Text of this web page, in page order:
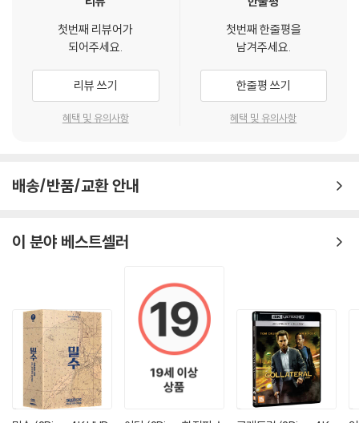
로 인한 반품/교환이 가능합니다.
※ 교환/반품 안내
1) 불량으로 인한 교환/반품 요청 시에는 불량 확인을 위해 개봉 시의 동영
상을 요청할 수 있으며, 동영상이 없는 경우 교환/반품이 제한될 수 있습니
관련 사진과 동영상 및 재생 기기 모델명을 첨부하여 첨부하여 고객센터에
부담 후 처리 가능합니다.
택을 부탁드립니다.
진행이 가능합니다. 택배 이동 중 파손이 발생하지 않도록 완충 포장을 부
녀의 집까지 따라가 결국 의뢰인의 정체를 넘겨받기로 약속한다.
집으로 돌아온 제프는 숨어 있던 의뢰인의 부하에게 다시한번 습격을 당하
지만 간단하게 그를 제압한 뒤 의뢰인의 주소와 이름을 알아낸다. 제프는
경찰의 추적을 따돌린 뒤 의뢰인의 집으로 향하는데...
첫번째 리뷰어가
되어주세요.
리뷰 쓰기
혜택 및 유의사항
첫번째 한줄평을
남겨주세요.
한줄평 쓰기
혜택 및 유의사항
배송/반품/교환 안내
이 분야 베스트셀러